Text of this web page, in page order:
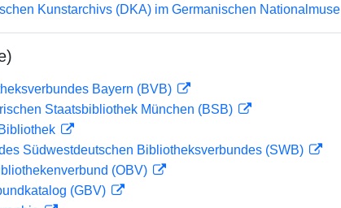
Kunstarchivs (DKA) im Germanischen
Bayern (BVB)
Staatsbibliothek München (BSB)
Südwestdeutschen Bibliotheksverbundes (SWB)
(OBV)
(GBV)